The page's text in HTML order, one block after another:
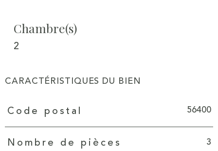
Chambre(s)
2
CARACTÉRISTIQUES DU BIEN
Caractéristiques Valeurs
Code postal 56400
Nombre de pièces 3